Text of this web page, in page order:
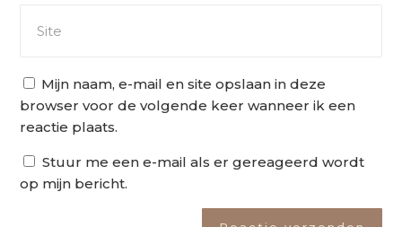
Mijn naam, e-mail en site opslaan in deze
browser voor de volgende keer wanneer ik een
reactie plaats.
Stuur me een e-mail als er gereageerd wordt
op mijn bericht.